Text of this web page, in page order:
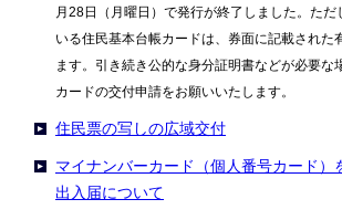
月28日（月曜日）で発行が終了しました。ただ
いる住民基本台帳カードは、券面に記載された
ます。引き続き公的な身分証明書などが必要な
カードの交付申請をお願いいたします。
住民票の写しの広域交付
マイナンバーカード（個人番号カード）
出入届について